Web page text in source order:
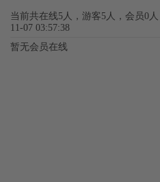
当前共在线5人，游客5人，会员0
11-07 03:57:38
暂无会员在线